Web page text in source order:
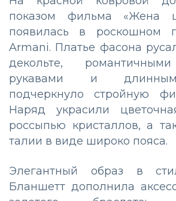
показом фильма «Жена
появилась в роскошном
Armani. Платье фасона
декольте,
рукавами и
подчеркнуло стройную
Наряд украсили
россыпью кристаллов, а
талии в виде широко пояса.
Элегантный образ в
Бланшетт дополнила